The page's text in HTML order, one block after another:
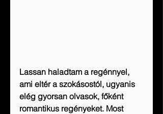
Lassan haladtam a regénnyel,
ami eltér a szokásostól, ugyanis
elég gyorsan olvasok, főként
romantikus regényeket. Most